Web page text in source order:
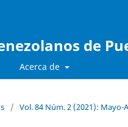
de
Acerca de
/ Vol. 84 Núm. 2 (2021): Mayo-